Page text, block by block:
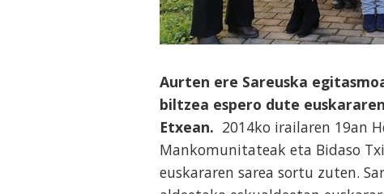
Aurten ere Sareuska
biltzea espero dute
Etxean. 2014ko irailaren 19an
Mankomunitateak eta Bidaso
euskararen sarea sortu zuten.